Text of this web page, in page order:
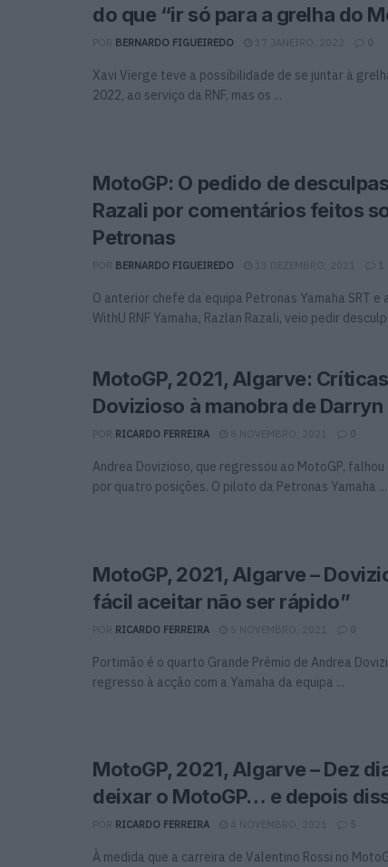
do que “ir só para a grelha do
BERNARDO FIGUEIREDO 17 JANEIRO, 2022 0
Xavi Vierge teve a possibilidade de se juntar à
2022, ao serviço da RNF, mas os ...
MotoGP: O pedido de
Razali por comentários feitos
Petronas
BERNARDO FIGUEIREDO 1
O anterior chefe da equipa Petronas Yamaha SRT
WithU RNF Yamaha, Razlan Razali, veio pedir
MotoGP, 2021, Algarve:
Dovizioso à manobra de Darryn
RICARDO FERREIRA 0
Andrea Dovizioso, que regressou ao MotoGP,
por quatro posições. O piloto da Petronas Yamaha ...
MotoGP, 2021, Algarve –
fácil aceitar não ser rápido”
RICARDO FERREIRA 0
Portimão é o quarto Grande Prémio de Andrea
regresso à acção com a Yamaha da equipa ...
MotoGP, 2021, Algarve – Dez
deixar o MotoGP… e depois
RICARDO FERREIRA 4 NOVEMBRO, 2021 5
À medida que a carreira de Valentino Rossi no